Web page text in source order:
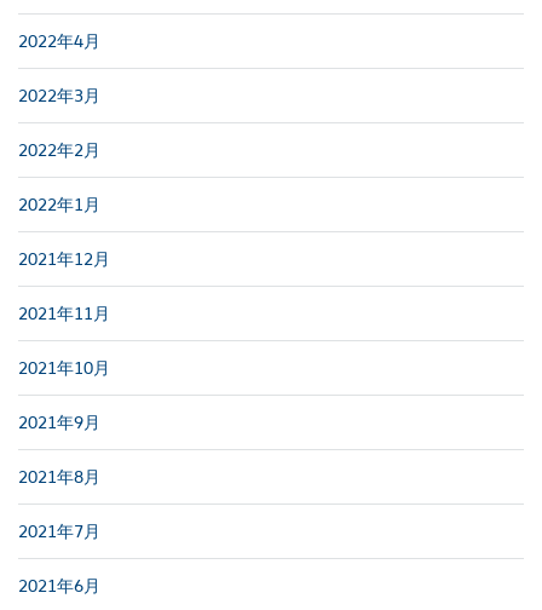
2022年4月
2022年3月
2022年2月
2022年1月
2021年12月
2021年11月
2021年10月
2021年9月
2021年8月
2021年7月
2021年6月